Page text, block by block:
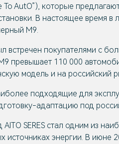
AutO”), которые
В настоящее время
М9.
встречен покупателями с
превышает 110 000
модель и на российский
подходящие для
адаптацию под
SERES стал одним из
энергии. В июне